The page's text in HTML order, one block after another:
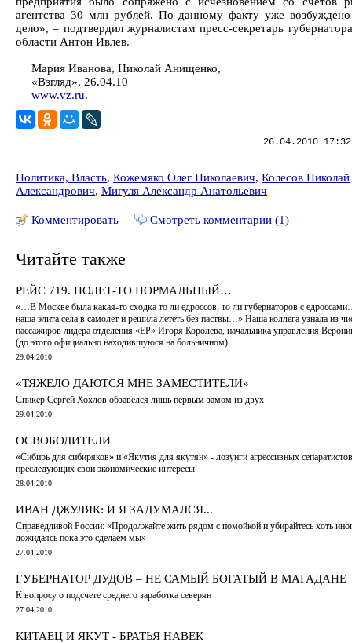
агентства 30 млн рублей. По данному факту уже возбуждено
дело», – подтвердил журналистам пресс-секретарь
области Антон Ивлев.
Мария Иванова, Николай Анищенко,
«Взгляд», 26.04.10
www.vz.ru.
26.04.2010
Политика, Власть, Кожемяко Олег Николаевич, Колесов Николай
Александрович, Мигуля Александр Анатольевич
Комментировать Смотреть комментарии (1)
Читайте также
РЕЙС 719. ПОЛЕТ-ТО НОРМАЛЬНЫЙ…
«…В Москве была какая-то сходка то ли едроссов, то ли губернаторов с
наша элита села в самолет и решила лететь без паствы…» Наша коллега узнала из
пассажиров лидера отделения «ЕР» Игоря Королева, начальника управления
(до этого официально находившуюся на больничном)
29.04.2010
«ТЯЖЕЛО ДАЮТСЯ МНЕ ЗАМЕСТИТЕЛИ»
Спикер Сергей Хохлов обзавелся лишь первым замом из двух
29.04.2010
ОСВОБОДИТЕЛИ
«Сибирь для сибиряков» и «Якутия для якутян» - лозунги агрессивных
преследующих свои экономические интересы
28.04.2010
ИВАН ДЖУЛЯК: И Я ЗАДУМАЛСЯ...
Справедливой России: «Продолжайте жить рядом с помойкой и убирайтесь хоть
дожидаясь пока это сделаем мы»
27.04.2010
ГУБЕРНАТОР ДУДОВ – НЕ САМЫЙ БОГАТЫЙ В МАГАДАНЕ
К вопросу о подсчете среднего заработка северян
27.04.2010
КИТАЕЦ И ЯКУТ - БРАТЬЯ НАВЕК